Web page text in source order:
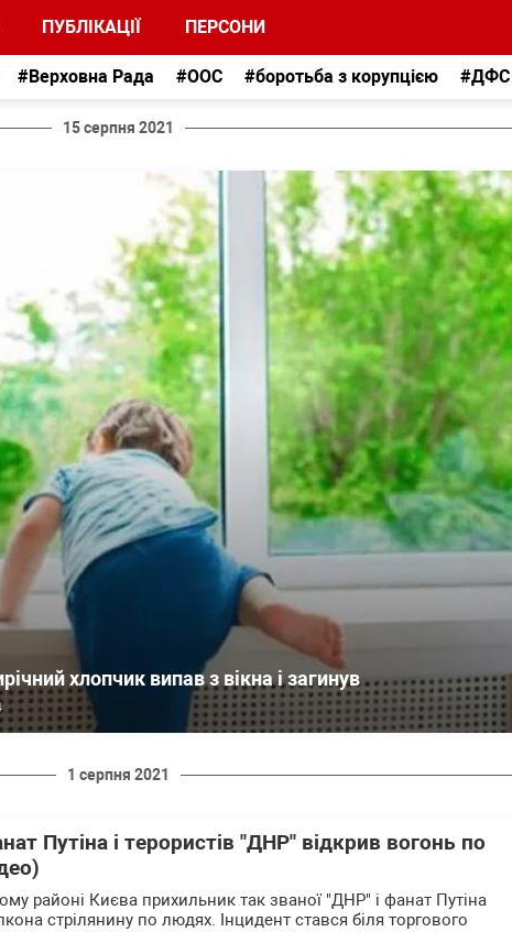
ПУБЛІКАЦІЇ ПЕРСОНИ
#Верховна Рада #ООС #боротьба з корупцією #ДФС
15 серпня 2021
хлопчик випав з вікна і загинув
1 серпня 2021
Путіна і терористів "ДНР" відкрив вогонь по
районі Києва прихильник так званої "ДНР" і фанат Путіна
стрілянину по людях. Інцидент стався біля торгового